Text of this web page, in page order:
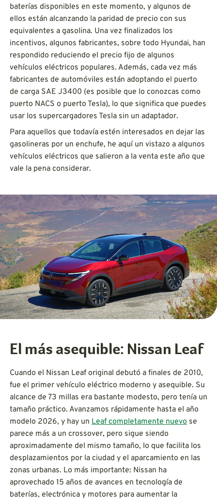
baterías disponibles en este momento, y algunos de
ellos están alcanzando la paridad de precio con sus
equivalentes a gasolina. Una vez finalizados los
incentivos, algunos fabricantes, sobre todo Hyundai, han
respondido reduciendo el precio fijo de algunos
vehículos eléctricos populares. Además, cada vez más
fabricantes de automóviles están adoptando el puerto
de carga SAE J3400 (es posible que lo conozcas como
puerto NACS o puerto Tesla), lo que significa que puedes
usar los supercargadores Tesla sin un adaptador.
Para aquellos que todavía estén interesados en dejar las
gasolineras por un enchufe, he aquí un vistazo a algunos
vehículos eléctricos que salieron a la venta este año que
vale la pena considerar.
El más asequible: Nissan Leaf
Cuando el Nissan Leaf original debutó a finales de 2010,
fue el primer vehículo eléctrico moderno y asequible. Su
alcance de 73 millas era bastante modesto, pero tenía un
tamaño práctico. Avanzamos rápidamente hasta el año
modelo 2026, y hay un Leaf completamente nuevo se
parece más a un crossover, pero sigue siendo
aproximadamente del mismo tamaño, lo que facilita los
desplazamientos por la ciudad y el aparcamiento en las
zonas urbanas. Lo más importante: Nissan ha
aprovechado 15 años de avances en tecnología de
baterías, electrónica y motores para aumentar la